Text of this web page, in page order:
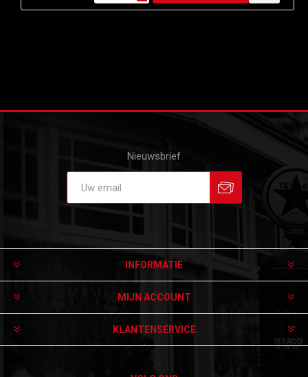
Nieuwsbrief
INFORMATIE
MIJN ACCOUNT
KLANTENSERVICE